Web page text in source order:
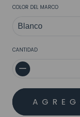
COLOR DEL MARCO
CANTIDAD